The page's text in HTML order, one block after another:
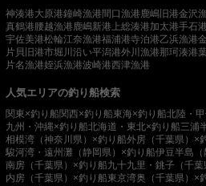
神湊港大原港鐘崎漁港間口漁港 鹿嶋旧港金沢
真鶴港腰越漁港 鹿嶋新港 上総湊港加太港手石港
宇佐美港松輪江奈漁港福浦港寺泊港乙浜漁港
片貝旧港市堀川沿い平潟港外川漁港那珂湊港
片名漁港姪浜漁港波崎港西津漁港
人気エリアの釣り船検索
関東×釣り船関西×釣り船東海×釣り船北陸・
九州・沖縄×釣り船北海道・東北×釣り船三浦
相模湾（神奈川県）×釣り船外房（千葉県）×
駿河湾・遠州灘（静岡県）×釣り船伊豆半島
南房（千葉県）×釣り船九十九里・銚子（千
内房（千葉県）×釣り船東京湾奥（千葉県）×